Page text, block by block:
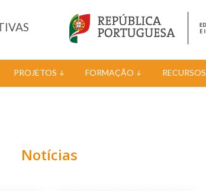
PROJETOS FORMAÇÃO RECURSOS
Notícias